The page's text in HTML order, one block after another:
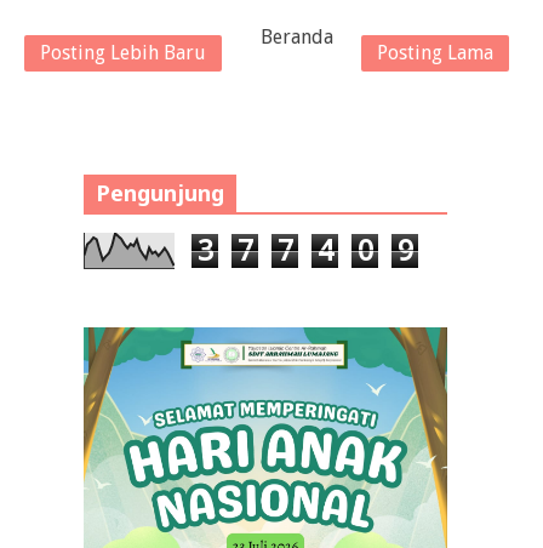
Posting Lebih Baru Posting Lama
Beranda
Pengunjung
3 7 7 4 0 9